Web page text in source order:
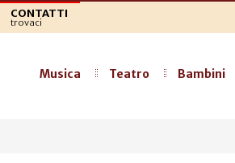
CONTATTI
trovaci
Musica Teatro Bambini